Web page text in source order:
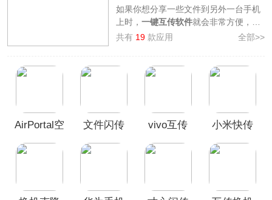
如果你想分享一些文件到另外一台手机
上时，一键互传软件就会非常方便，不
管是视频还是照片，各种类型的文件都
3322软件站精心为大家准备了
手机互传
极客版
等，部分软件还支持大家在没有
WIFI的环境下互传哦，有需要的小伙伴
共有 19 款应用 全部>>
AirPortal空
文件闪传
vivo互传
小米快传